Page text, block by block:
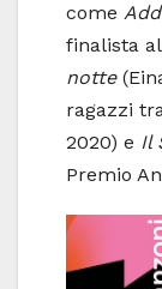
come
finalista
notte
ragazzi
2020) e Il
Premio